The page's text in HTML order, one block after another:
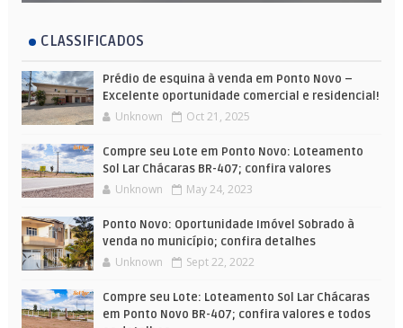
CLASSIFICADOS
Prédio de esquina à venda em Ponto Novo –
Excelente oportunidade comercial e residencial!
Unknown Oct 21, 2025
Compre seu Lote em Ponto Novo: Loteamento
Sol Lar Chácaras BR-407; confira valores
Unknown May 24, 2023
Ponto Novo: Oportunidade Imóvel Sobrado à
venda no município; confira detalhes
Unknown Sept 22, 2022
Compre seu Lote: Loteamento Sol Lar Chácaras
em Ponto Novo BR-407; confira valores e todos